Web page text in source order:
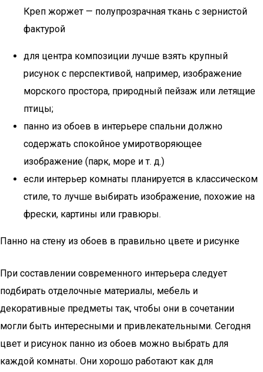
Креп жоржет — полупрозрачная ткань с зернистой
фактурой
для центра композиции лучше взять крупный
рисунок с перспективой, например, изображение
морского простора, природный пейзаж или летящие
птицы;
панно из обоев в интерьере спальни должно
содержать спокойное умиротворяющее
изображение (парк, море и т. д.)
если интерьер комнаты планируется в классическом
стиле, то лучше выбирать изображение, похожие на
фрески, картины или гравюры.
Панно на стену из обоев в правильно цвете и рисунке
При составлении современного интерьера следует
подбирать отделочные материалы, мебель и
декоративные предметы так, чтобы они в сочетании
могли быть интересными и привлекательными. Сегодня
цвет и рисунок панно из обоев можно выбрать для
каждой комнаты. Они хорошо работают как для